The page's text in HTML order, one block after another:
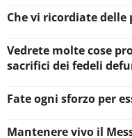
Che vi ricordiate
Vedrete molte cose
sacrifici dei fedeli
Fate ogni sforzo per
Mantenere vivo il